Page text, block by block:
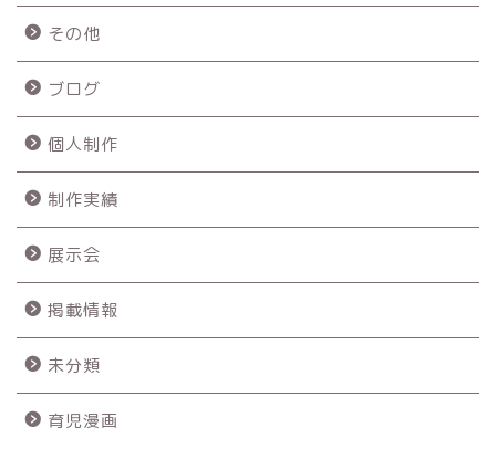
その他
ブログ
個人制作
制作実績
展示会
掲載情報
未分類
育児漫画